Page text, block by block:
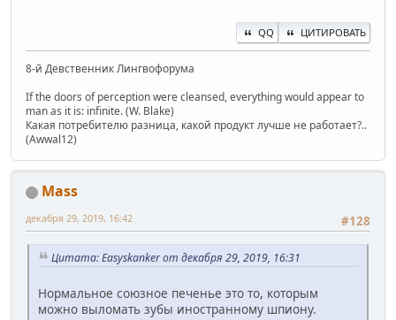
QQ ЦИТИРОВАТЬ
8-й Девственник Лингвофорума
If the doors of perception were cleansed, everything would appear to
man as it is: infinite. (W. Blake)
Какая потребителю разница, какой продукт лучше не работает?..
(Awwal12)
Mass
#128
декабря 29, 2019, 16:42
Цитата: Easyskanker от декабря 29, 2019, 16:31
Нормальное союзное печенье это то, которым
можно выломать зубы иностранному шпиону.